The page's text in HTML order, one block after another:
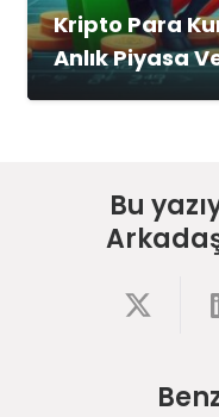
Kripto Para
Anlık Piyasa
Bu